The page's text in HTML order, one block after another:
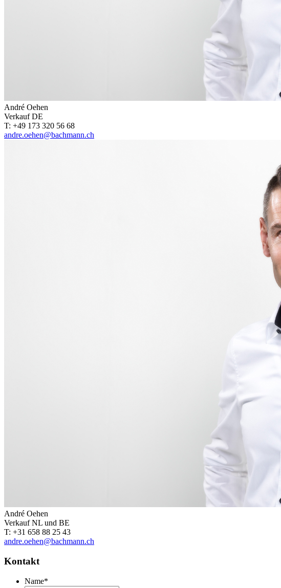
André Oehen
Verkauf DE
T: +49 173 320 56 68
andre.oehen@bachmann.ch
André Oehen
Verkauf NL und BE
T: +31 658 88 25 43
andre.oehen@bachmann.ch
Kontakt
Name*